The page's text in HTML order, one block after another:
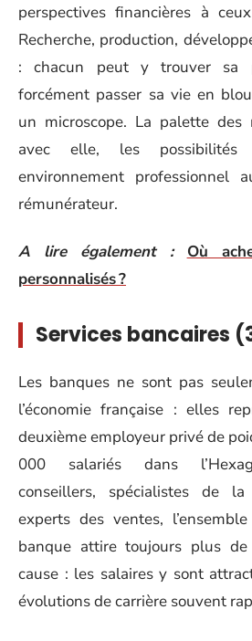
perspectives financières à
Recherche, production,
: chacun peut y trouver sa
forcément passer sa vie en
un microscope. La palette des
avec elle, les possibilités
environnement professionnel
rémunérateur.
A lire également :
Où
personnalisés ?
Services bancaires
Les banques ne sont pas
l’économie française : elles
deuxième employeur privé de
000 salariés dans
conseillers, spécialistes de
experts des ventes,
banque attire toujours plus
cause : les salaires y sont
évolutions de carrière souvent